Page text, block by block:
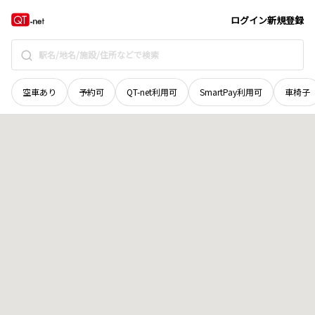
ログイン新規登録
空車あり 予約可 QT-net利用可 SmartPay利用可 車椅子
青森県